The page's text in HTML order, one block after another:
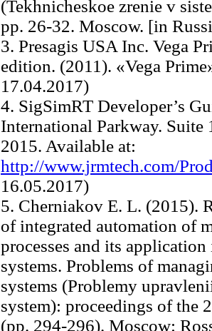
(Tekhnicheskoe zrenie v
pp. 26-32. Moscow. [in
3. Presagis USA Inc. Vega
edition. (2011). «Vega
17.04.2017)
4. SigSimRT Developer’s
International Parkway.
2015. Available at:
http://www.jrmtech.com/
16.05.2017)
5. Cherniakov E. L. (2015).
of integrated automation of
processes and its
systems. Problems of
systems (Problemy
system): proceedings of the
(pp. 294-296). Moscow: